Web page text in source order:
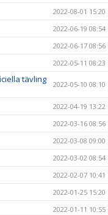
2022-08-01 15:20
2022-06-19 08:54
2022-06-17 08:56
2022-05-11 08:23
tävling
2022-05-10 08:10
2022-04-19 13:22
2022-03-16 08:56
2022-03-08 09:00
2022-03-02 08:54
2022-02-07 10:41
2022-01-25 15:20
2022-01-11 10:55